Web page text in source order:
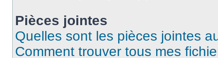
Pièces jointes
Quelles sont les pièces jointes
Comment trouver tous mes